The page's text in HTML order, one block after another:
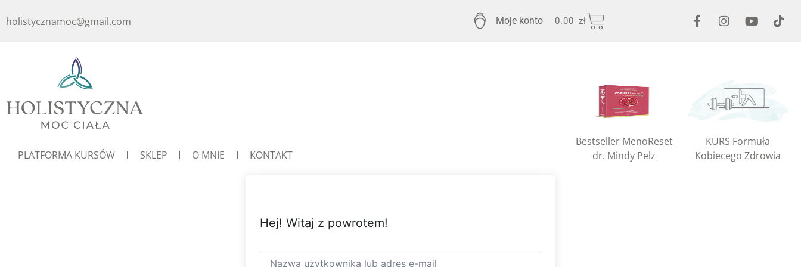
holistycznamoc@gmail.com Moje konto 0.00 zł
PLATFORMA KURSÓW SKLEP O MNIE KONTAKT
Bestseller MenoReset
dr. Mindy Pelz
KURS Formuła
Kobiecego Zdrowia
Hej! Witaj z powrotem!